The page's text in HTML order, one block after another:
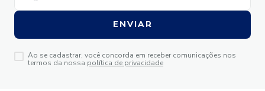
ENVIAR
Ao se cadastrar, você concorda em receber comunicações nos
termos da nossa política de privacidade